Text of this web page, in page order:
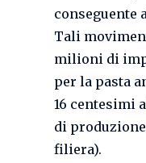
conseguente
Tali
milioni di
per la pasta
16 centesimi
di
filiera).